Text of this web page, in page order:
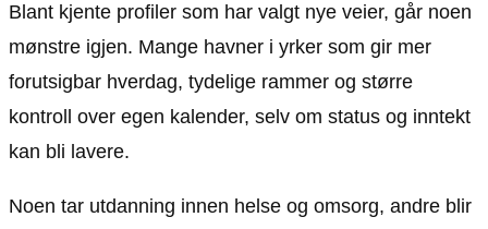
Blant kjente profiler som har valgt nye veier, går noen
mønstre igjen. Mange havner i yrker som gir mer
forutsigbar hverdag, tydelige rammer og større
kontroll over egen kalender, selv om status og inntekt
kan bli lavere.
Noen tar utdanning innen helse og omsorg, andre blir